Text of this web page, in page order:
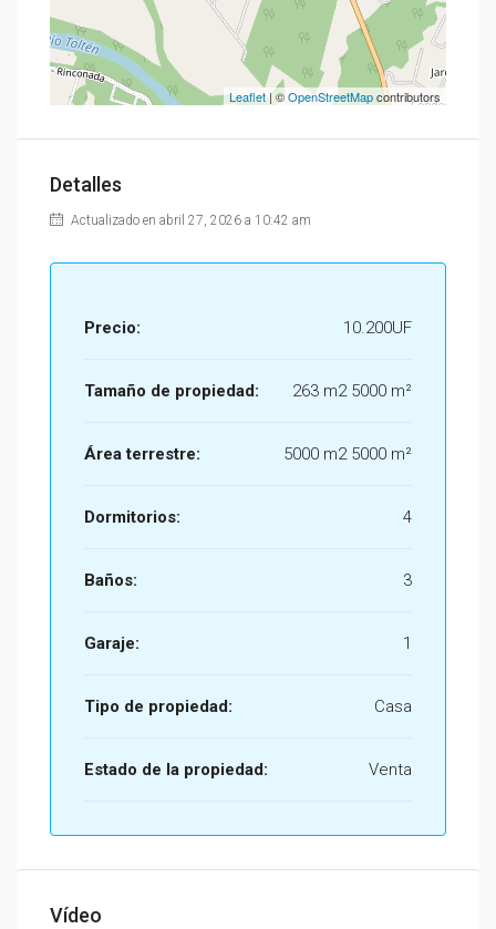
Leaflet | ©OpenStreetMapcontributors
Detalles
Actualizado en abril 27, 2026 a 10:42 am
Precio: 10.200UF
Tamaño de propiedad: 263 m2 5000 m²
Área terrestre: 5000 m2 5000 m²
Dormitorios: 4
Baños: 3
Garaje: 1
Tipo de propiedad: Casa
Estado de la propiedad: Venta
Vídeo